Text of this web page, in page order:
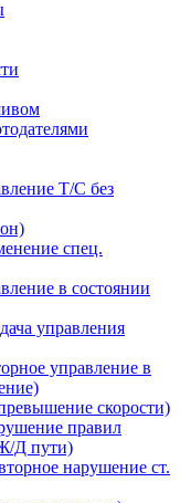
Т/С без
спец.
в состоянии
управления
управление в
скорости)
правил
Д пути)
нарушение ст.